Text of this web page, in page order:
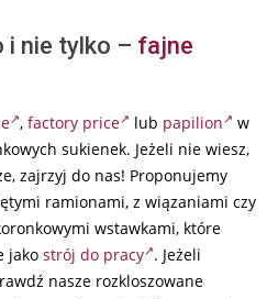
i nie tylko – fajne
, factory price lub papilion
w
sukienek. Jeżeli nie wiesz,
zajrzyj do nas! Proponujemy
ramionami, z wiązaniami czy
wstawkami, które
jako strój do pracy . Jeżeli
nasze rozkloszowane